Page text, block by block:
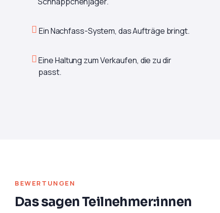
Ein Nachfass-System, das Aufträge bringt.
Eine Haltung zum Verkaufen, die zu dir
passt.
BEWERTUNGEN
Das sagen Teilnehmer:innen